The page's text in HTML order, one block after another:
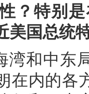
？特别
美国总统
湾和中东
在内的各